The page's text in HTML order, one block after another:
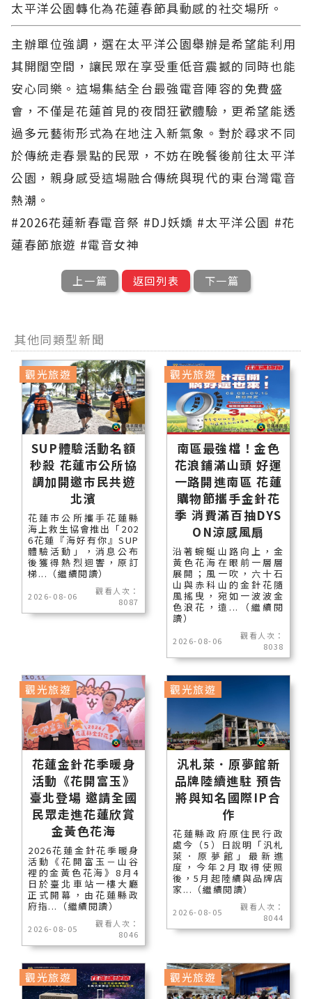
太平洋公園轉化為花蓮春節具動感的社交場所。
主辦單位強調，選在太平洋公園舉辦是希望能利用
其開闊空間，讓民眾在享受重低音震撼的同時也能
安心同樂。這場集結全台最強電音陣容的免費盛
會，不僅是花蓮首見的夜間狂歡體驗，更希望能透
過多元藝術形式為在地注入新氣象。對於尋求不同
於傳統走春景點的民眾，不妨在晚餐後前往太平洋
公園，親身感受這場融合傳統與現代的東台灣電音
熱潮。
#2026花蓮新春電音祭 #DJ妖嬌 #太平洋公園 #花
蓮春節旅遊 #電音女神
上一篇 返回列表 下一篇
其他同類型新聞
SUP體驗活動名額
秒殺 花蓮市公所協
調加開邀市民共遊
北濱
花蓮市公所攜手花蓮縣
海上救生協會推出「202
6花蓮『海好有你』SUP
體驗活動」，消息公布
後獲得熱烈迴響，原訂
梯...（繼續閱讀）
2026-08-06
觀看人次：
8087
觀光旅遊
南區最強檔！金色
花浪鋪滿山頭 好運
一路開進南區 花蓮
購物節攜手金針花
季 消費滿百抽DYS
ON涼感風扇
沿著蜿蜒山路向上，金
黃色花海在眼前一層層
展開；風一吹，六十石
山與赤科山的金針花隨
風搖曳，宛如一波波金
色浪花，遠...（繼續閱
讀）
2026-08-06
觀看人次：
8038
觀光旅遊
花蓮金針花季暖身
活動《花開富玉》
臺北登場 邀請全國
民眾走進花蓮欣賞
金黃色花海
2026花蓮金針花季暖身
活動《花開富玉－山谷
裡的金黃色花海》8月4
日於臺北車站一樓大廳
正式開幕，由花蓮縣政
府指...（繼續閱讀）
2026-08-05
觀看人次：
8046
觀光旅遊
汎札萊．原夢館新
品牌陸續進駐 預告
將與知名國際IP合
作
花蓮縣政府原住民行政
處今（5）日說明「汎札
萊．原夢館」最新進
度，今年2月取得使照
後，5月起陸續與品牌店
家...（繼續閱讀）
2026-08-05
觀看人次：
8044
觀光旅遊
觀光旅遊 觀光旅遊